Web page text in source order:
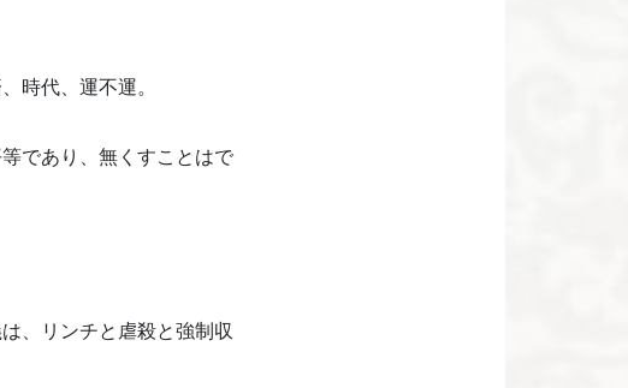
時代、運不運。
であり、無くすことはで
、リンチと虐殺と強制収